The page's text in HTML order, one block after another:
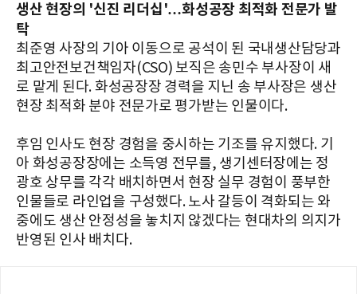
생산 현장의 '신진 리더십'…화성공장 최적화 전문가 발
탁
최준영 사장의 기아 이동으로 공석이 된 국내생산담당과
최고안전보건책임자(CSO) 보직은 송민수 부사장이 새
로 맡게 된다. 화성공장장 경력을 지닌 송 부사장은 생산
현장 최적화 분야 전문가로 평가받는 인물이다.
후임 인사도 현장 경험을 중시하는 기조를 유지했다. 기
아 화성공장장에는 소득영 전무를, 생기센터장에는 정
광호 상무를 각각 배치하면서 현장 실무 경험이 풍부한
인물들로 라인업을 구성했다. 노사 갈등이 격화되는 와
중에도 생산 안정성을 놓치지 않겠다는 현대차의 의지가
반영된 인사 배치다.